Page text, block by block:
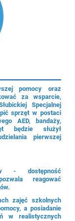
pomocy oraz
za wsparcie,
Specjalnej
sprzęt w postaci
AED, bandaży,
będzie służył
pierwszej
- dostępność
reagować
zajęć szkolnych
a posiadanie
w realistycznych